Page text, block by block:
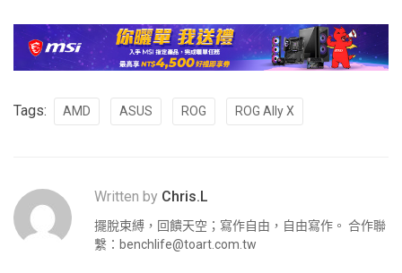
Tags: AMD ASUS ROG ROG Ally X
Written by Chris.L
擺脫束縛，回饋天空；寫作自由，自由寫作。 合作聯
繫： benchlife@toart.com.tw